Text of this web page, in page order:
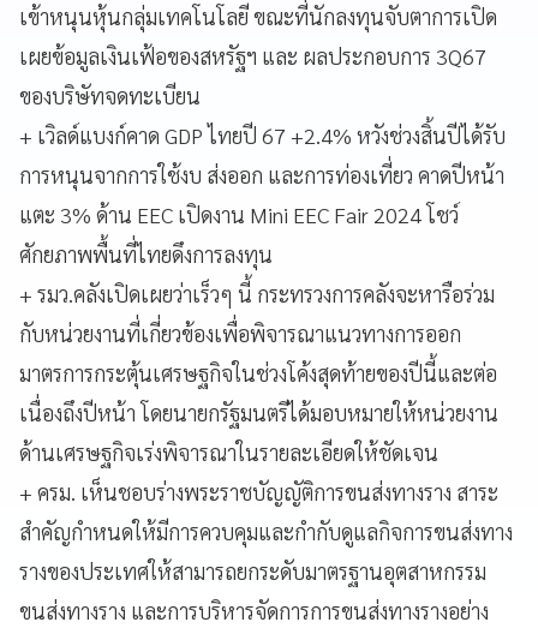
เข้าหนุนหุ้นกลุ่มเทคโนโลยี ขณะที่นักลงทุนจับตาการเปิด
เผยข้อมูลเงินเฟ้อของสหรัฐฯ และ ผลประกอบการ 3Q67
ของบริษัทจดทะเบียน
+ เวิลด์แบงก์คาด GDP ไทยปี 67 +2.4% หวังช่วงสิ้นปีได้รับ
การหนุนจากการใช้งบ ส่งออก และการท่องเที่ยว คาดปีหน้า
แตะ 3% ด้าน EEC เปิดงาน Mini EEC Fair 2024 โชว์
ศักยภาพพื้นที่ไทยดึงการลงทุน
+ รมว.คลังเปิดเผยว่าเร็วๆ นี้ กระทรวงการคลังจะหารือร่วม
กับหน่วยงานที่เกี่ยวข้องเพื่อพิจารณาแนวทางการออก
มาตรการกระตุ้นเศรษฐกิจในช่วงโค้งสุดท้ายของปีนี้และต่อ
เนื่องถึงปีหน้า โดยนายกรัฐมนตรีได้มอบหมายให้หน่วยงาน
ด้านเศรษฐกิจเร่งพิจารณาในรายละเอียดให้ชัดเจน
+ ครม. เห็นชอบร่างพระราชบัญญัติการขนส่งทางราง สาระ
สำคัญกำหนดให้มีการควบคุมและกำกับดูแลกิจการขนส่งทาง
รางของประเทศให้สามารถยกระดับมาตรฐานอุตสาหกรรม
ขนส่งทางราง และการบริหารจัดการการขนส่งทางรางอย่าง